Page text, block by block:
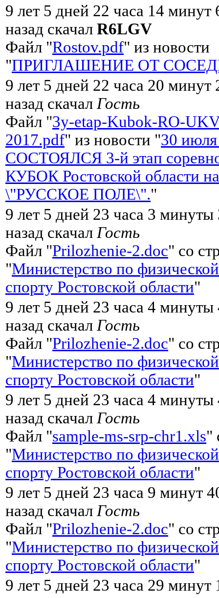
9 лет 5 дней 22 часа 14 минут
назад скачал R6LGV
Файл "Rostov.pdf" из новости
"ПРИГЛАШЕНИЕ ОТ
9 лет 5 дней 22 часа 20 минут
назад скачал Гость
Файл "3y-etap-Kubok-RO-
2017.pdf" из новости "30 июля
СОСТОЯЛСЯ 3-й этап
КУБОК Ростовской области
\"РУССКОЕ ПОЛЕ\"."
9 лет 5 дней 23 часа 3
назад скачал Гость
Файл "Prilozhenie-2.doc" со
"Министерство по
спорту Ростовской области"
9 лет 5 дней 23 часа 4
назад скачал Гость
Файл "Prilozhenie-2.doc" со
"Министерство по
спорту Ростовской области"
9 лет 5 дней 23 часа 4
назад скачал Гость
Файл "sample-ms-srp-chr1.xls"
"Министерство по
спорту Ростовской области"
9 лет 5 дней 23 часа 9 минут
назад скачал Гость
Файл "Prilozhenie-2.doc" со
"Министерство по
спорту Ростовской области"
9 лет 5 дней 23 часа 29 минут